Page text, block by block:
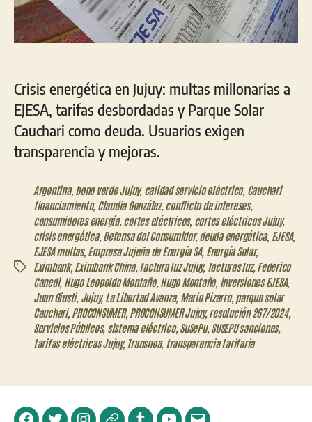
Crisis energética en Jujuy: multas millonarias a
EJESA, tarifas desbordadas y Parque Solar
Cauchari como deuda. Usuarios exigen
transparencia y mejoras.
Etiquetas
Argentina, bono verde Jujuy, calidad servicio eléctrico, Cauchari
financiamiento, Claudia González, conflicto de intereses,
consumidores energía, cortes eléctricos, cortes eléctricos Jujuy,
crisis energética, Defensa del Consumidor,deuda energética, EJESA,
EJESA multas, Empresa Jujeña de Energía SA, Energía Solar,
Eximbank, Eximbank China, factura luz Jujuy, facturas luz, Federico
Canedi, Hugo Leopoldo Montaño, Hugo Montaño, inversiones EJESA,
Juan Giusti, Jujuy,La Libertad Avanza, Mario Pizarro, parque solar
Cauchari, PROCONSUMER, PROCONSUMER Jujuy,resolución 267/2024,
Servicios Públicos, sistema eléctrico, SuSePu, SUSEPU sanciones,
tarifas eléctricas Jujuy, Transnoa, transparencia tarifaria